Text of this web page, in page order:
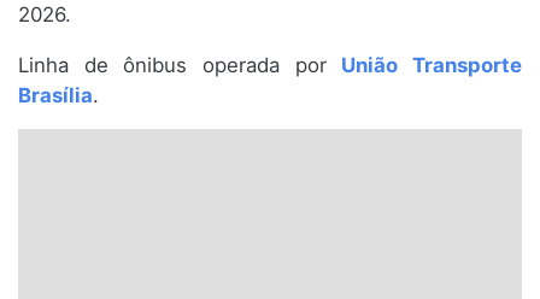
Santa Catarina
2026.
Linha de ônibus operada por União Transporte
Brasília.